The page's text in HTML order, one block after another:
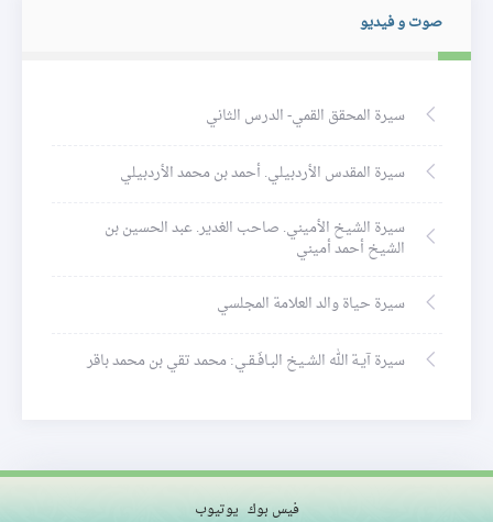
صوت و فيديو
سيرة المحقق القمي- الدرس الثاني
سيرة المقدس الأردبيلي. أحمد بن محمد الأردبيلي
سيرة الشيخ الأميني. صاحب الغدير. عبد الحسين بن
الشيخ أحمد أميني
سيرة حياة والد العلامة المجلسي
سيرة آيـة الله الشـيخ البـافَـقـي: محمد تقي بن محمد باقر
فيس بوك يوتيوب